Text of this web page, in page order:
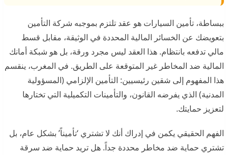
ببساطة، تأمين السيارات هو عقد تلتزم بموجبه شركة التأمين
بتعويضك عن الخسائر المالية المحددة في الوثيقة، مقابل قسط
مالي تدفعه بانتظام. هذا العقد ليس مجرد ورقة، بل هو شبكة أمانك
المالية ضد المخاطر غير المتوقعة على الطريق. في المغرب، ينقسم
هذا المفهوم إلى شقين رئيسيين: التأمين الإلزامي (المسؤولية
المدنية) الذي يفرضه القانون، والتأمينات التكميلية التي تختارها
لتعزيز حمايتك.
الفهم الحقيقي يكمن في إدراك أنك لا تشتري ‘تأميناً’ بشكل عام، بل
تشتري حماية ضد مخاطر محددة جداً. هل تريد حماية ضد سرقة